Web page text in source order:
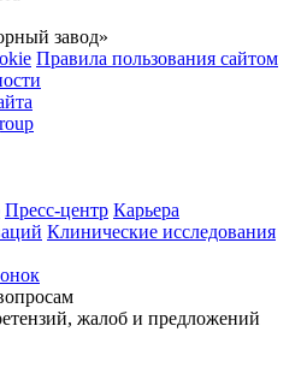
завод»
Правила пользования сайтом
Пресс-центр Карьера
Клинические исследования
жалоб и предложений